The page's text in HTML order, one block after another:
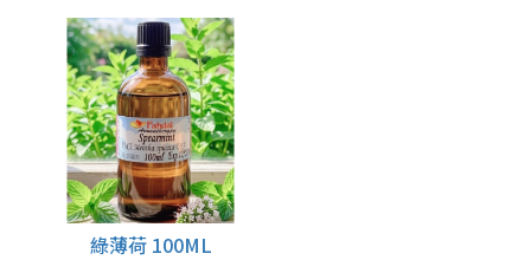
綠薄荷 100ML